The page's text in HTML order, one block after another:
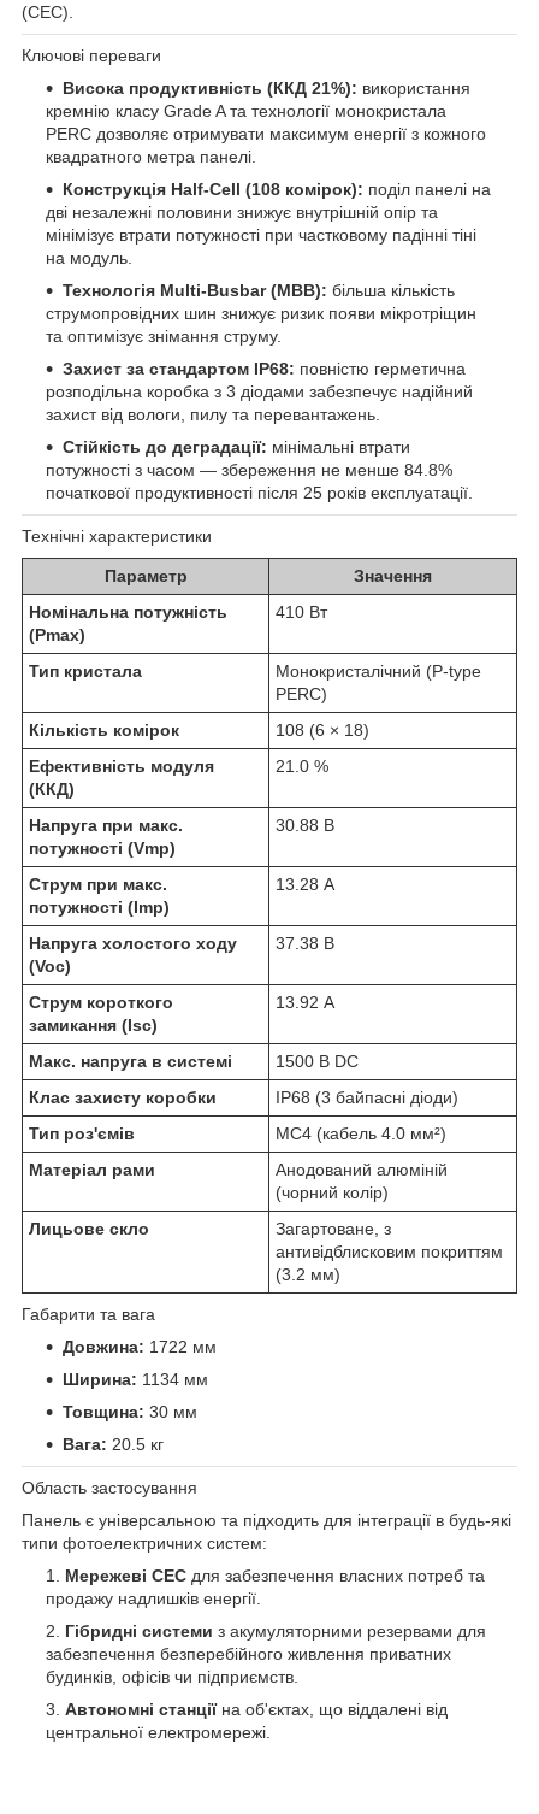
(СЕС).
Ключові переваги
Висока продуктивність (ККД 21%): використання
кремнію класу Grade A та технології монокристала
PERC дозволяє отримувати максимум енергії з кожного
квадратного метра панелі.
Конструкція Half-Cell (108 комірок): поділ панелі на
дві незалежні половини знижує внутрішній опір та
мінімізує втрати потужності при частковому падінні тіні
на модуль.
Технологія Multi-Busbar (MBB): більша кількість
струмопровідних шин знижує ризик появи мікротріщин
та оптимізує знімання струму.
Захист за стандартом IP68: повністю герметична
розподільна коробка з 3 діодами забезпечує надійний
захист від вологи, пилу та перевантажень.
Стійкість до деградації: мінімальні втрати
потужності з часом — збереження не менше 84.8%
початкової продуктивності після 25 років експлуатації.
Технічні характеристики
Параметр
Значення
Номінальна потужність
(Pmax)
410 Вт
Тип кристала
Монокристалічний (P-type
PERC)
Кількість комірок
108 (6 × 18)
Ефективність модуля
(ККД)
21.0 %
Напруга при макс.
потужності (Vmp)
30.88 В
Струм при макс.
потужності (Imp)
13.28 А
Напруга холостого ходу
(Voc)
37.38 В
Струм короткого
замикання (Isc)
13.92 А
Макс. напруга в системі
1500 В DC
Клас захисту коробки
IP68 (3 байпасні діоди)
Тип роз'ємів
MC4 (кабель 4.0 мм²)
Матеріал рами
Анодований алюміній
(чорний колір)
Лицьове скло
Загартоване, з
антивідблисковим покриттям
(3.2 мм)
Габарити та вага
Довжина: 1722 мм
Ширина: 1134 мм
Товщина: 30 мм
Вага: 20.5 кг
Область застосування
Панель є універсальною та підходить для інтеграції в будь-які
типи фотоелектричних систем:
Мережеві СЕС для забезпечення власних потреб та
продажу надлишків енергії.
Гібридні системи з акумуляторними резервами для
забезпечення безперебійного живлення приватних
будинків, офісів чи підприємств.
Автономні станціїна об'єктах, що віддалені від
центральної електромережі.